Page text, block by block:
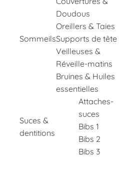
Sommeils
Doudous
Oreillers & Taies
Supports de tête
Veilleuses &
Réveille-matins
Bruines & Huiles
essentielles
Suces &
dentitions
Attaches-
suces
Bibs 1
Bibs 2
Bibs 3